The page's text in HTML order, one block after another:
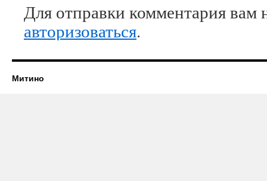
Для отправки комментария вам
авторизоваться.
Митино